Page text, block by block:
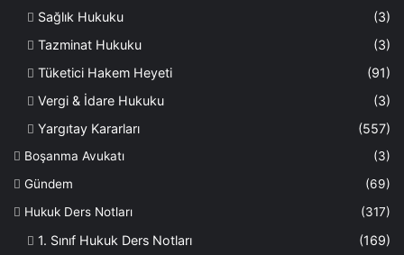
Sağlık Hukuku
(3)
Tazminat Hukuku
(3)
Tüketici Hakem Heyeti
(91)
Vergi & İdare Hukuku
(3)
Yargıtay Kararları
(557)
Boşanma Avukatı
(3)
Gündem
(69)
Hukuk Ders Notları
(317)
1. Sınıf Hukuk Ders Notları (169)